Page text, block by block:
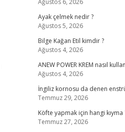
Ağustos 6, 2026
Ayak çelmek nedir ?
Ağustos 5, 2026
Bilge Kağan Etil kimdir ?
Ağustos 4, 2026
ANEW POWER KREM nasıl
Ağustos 4, 2026
İngiliz kornosu da denen
Temmuz 29, 2026
Köfte yapmak için hangi kıyma
Temmuz 27, 2026